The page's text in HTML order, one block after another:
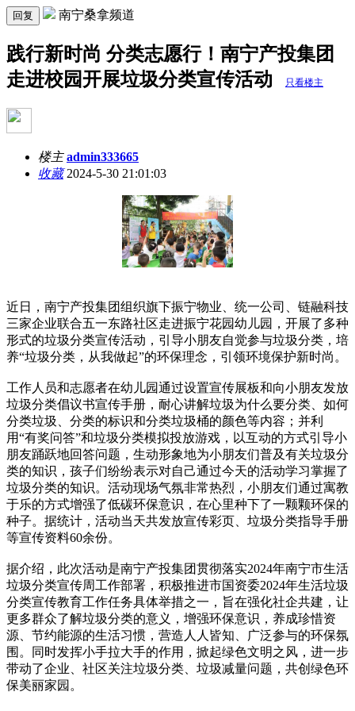
回复 南宁桑拿频道
践行新时尚 分类志愿行！南宁产投集团
走进校园开展垃圾分类宣传活动
只看楼主
楼主 admin333665
收藏2024-5-30 21:01:03
近日，南宁产投集团组织旗下振宁物业、统一公司、链融科技
三家企业联合五一东路社区走进振宁花园幼儿园，开展了多种
形式的垃圾分类宣传活动，引导小朋友自觉参与垃圾分类，培
养“垃圾分类，从我做起”的环保理念，引领环境保护新时尚。
工作人员和志愿者在幼儿园通过设置宣传展板和向小朋友发放
垃圾分类倡议书宣传手册，耐心讲解垃圾为什么要分类、如何
分类垃圾、分类的标识和分类垃圾桶的颜色等内容；并利
用“有奖问答”和垃圾分类模拟投放游戏，以互动的方式引导小
朋友踊跃地回答问题，生动形象地为小朋友们普及有关垃圾分
类的知识，孩子们纷纷表示对自己通过今天的活动学习掌握了
垃圾分类的知识。活动现场气氛非常热烈，小朋友们通过寓教
于乐的方式增强了低碳环保意识，在心里种下了一颗颗环保的
种子。据统计，活动当天共发放宣传彩页、垃圾分类指导手册
等宣传资料60余份。
据介绍，此次活动是南宁产投集团贯彻落实2024年南宁市生活
垃圾分类宣传周工作部署，积极推进市国资委2024年生活垃圾
分类宣传教育工作任务具体举措之一，旨在强化社企共建，让
更多群众了解垃圾分类的意义，增强环保意识，养成珍惜资
源、节约能源的生活习惯，营造人人皆知、广泛参与的环保氛
围。同时发挥小手拉大手的作用，掀起绿色文明之风，进一步
带动了企业、社区关注垃圾分类、垃圾减量问题，共创绿色环
保美丽家园。